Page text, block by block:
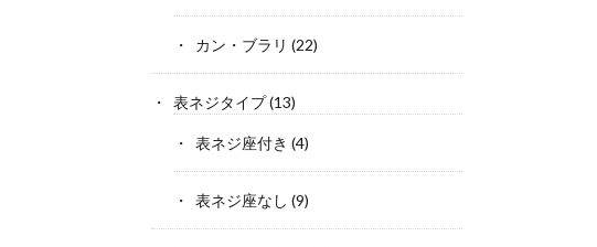
カン・ブラリ (22)
表ネジタイプ(13)
表ネジ座付き (4)
表ネジ座なし (9)